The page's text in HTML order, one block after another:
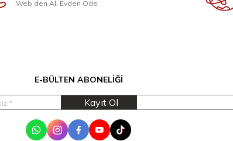
Web’den Al, Evden Öde
E-BÜLTEN ABONELIĞI
Kayıt Ol
WhatsAppInstagramFacebookYoutubeTik Tok